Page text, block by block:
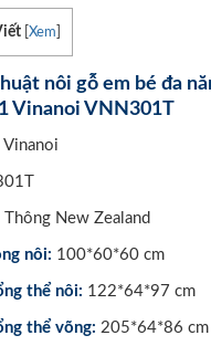
Xem
nôi gỗ em bé đa
Vinanoi VNN301T
Vinanoi
Thông New Zealand
nôi: 100*60*60 cm
thể nôi: 122*64*97 cm
thể võng: 205*64*86 cm